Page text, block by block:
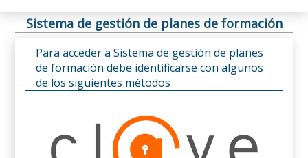
Sistema de gestión de planes de formación
Para acceder a Sistema de gestión de planes
de formación debe identificarse con algunos
de los siguientes métodos